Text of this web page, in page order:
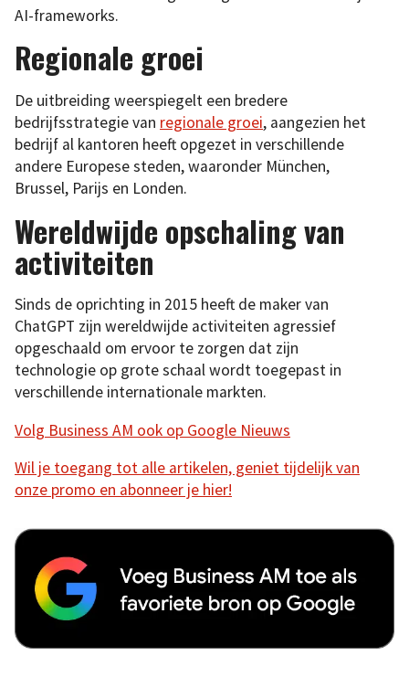
AI-frameworks.
Regionale groei
De uitbreiding weerspiegelt een bredere
bedrijfsstrategie van regionale groei, aangezien het
bedrijf al kantoren heeft opgezet in verschillende
andere Europese steden, waaronder München,
Brussel, Parijs en Londen.
Wereldwijde opschaling van
activiteiten
Sinds de oprichting in 2015 heeft de maker van
ChatGPT zijn wereldwijde activiteiten agressief
opgeschaald om ervoor te zorgen dat zijn
technologie op grote schaal wordt toegepast in
verschillende internationale markten.
Volg Business AM ook op Google Nieuws
Wil je toegang tot alle artikelen, geniet tijdelijk van
onze promo en abonneer je hier!